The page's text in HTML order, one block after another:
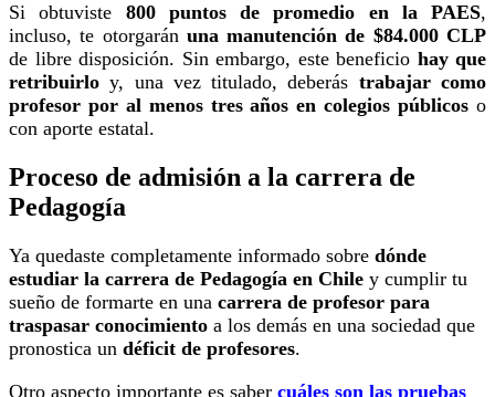
Si obtuviste 800 puntos de promedio en la PAES,
incluso, te otorgaránuna manutención de $84.000 CLP
de libre disposición. Sin embargo, este beneficio hay que
retribuirlo y, una vez titulado, deberás trabajar como
profesor por al menos tres años en colegios públicos o
con aporte estatal.
Proceso de admisión a la carrera de
Pedagogía
Ya quedaste completamente informado sobre dónde
estudiar la carrera de Pedagogía en Chile y cumplir tu
sueño de formarte en una carrera de profesor para
traspasar conocimiento a los demás en una sociedad que
pronostica un déficit de profesores.
Otro aspecto importante es saber cuáles son las pruebas